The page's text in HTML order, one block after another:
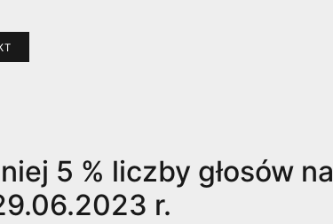
5 % liczby głosów na
r.